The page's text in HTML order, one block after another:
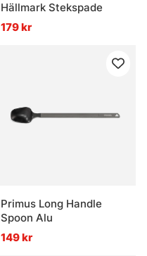
Hällmark Stekspade
179 kr
Primus Long Handle
Spoon Alu
149 kr